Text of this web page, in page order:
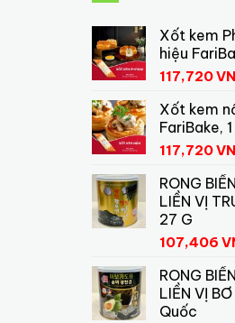
Xốt kem
hiệu
117,720
Xốt kem
FariBake,
117,720
RONG
LIỀN VỊ
27 G
107,406
RONG
LIỀN VỊ
Quốc